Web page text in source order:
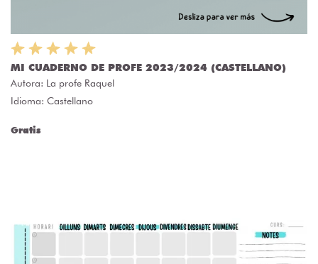
MI CUADERNO DE PROFE 2023/2024 (CASTELLANO)
Autora: La profe Raquel
Idioma: Castellano
Gratis